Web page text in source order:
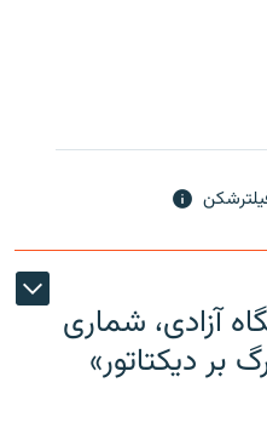
آزادی، شماری
بر دیکتاتور»